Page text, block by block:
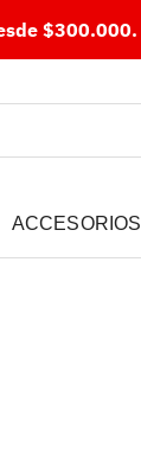
$300.000.
ACCESORIOS